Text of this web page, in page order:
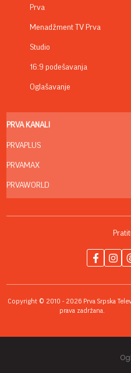
Prva
Menadžment TV Prva
Studio
16:9 podešavanja
Oglašavanje
PRVA KANALI
PRVAPLUS
PRVAMAX
PRVAWORLD
Copyright © 2010 - 2026 Prva Srpska
prava zadržana.